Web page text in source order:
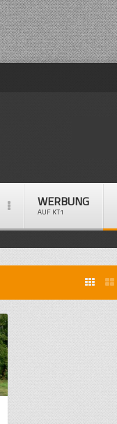
WERBUNG
AUF KT1